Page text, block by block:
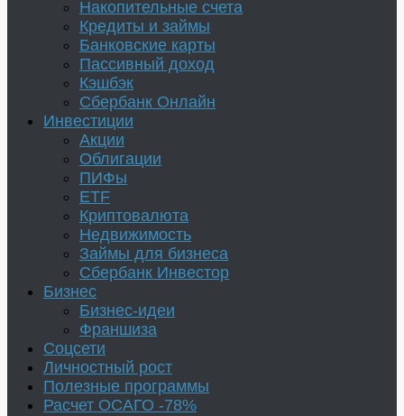
Накопительные счета
Кредиты и займы
Банковские карты
Пассивный доход
Кэшбэк
Сбербанк Онлайн
Инвестиции
Акции
Облигации
ПИФы
ETF
Криптовалюта
Недвижимость
Займы для бизнеса
Сбербанк Инвестор
Бизнес
Бизнес-идеи
Франшиза
Соцсети
Личностный рост
Полезные программы
Расчет ОСАГО -78%